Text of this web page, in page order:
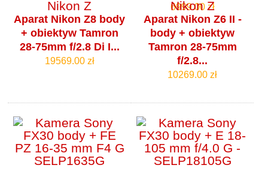
6999.00 zł
Aparat Nikon Z8 body
+ obiektyw Tamron
28-75mm f/2.8 Di I...
19569.00 zł
Aparat Nikon Z6 II -
body + obiektyw
Tamron 28-75mm
f/2.8...
10269.00 zł